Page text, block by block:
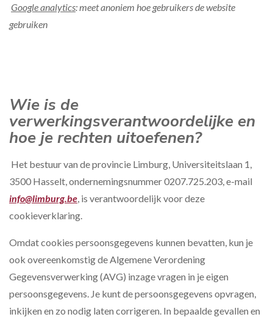
Google analytics: meet anoniem hoe gebruikers de website
gebruiken
Wie is de
verwerkingsverantwoordelijke en
hoe je rechten uitoefenen?
Het bestuur van de provincie Limburg, Universiteitslaan 1,
3500 Hasselt, ondernemingsnummer 0207.725.203, e-mail
info@limburg.be , is verantwoordelijk voor deze
cookieverklaring.
Omdat cookies persoonsgegevens kunnen bevatten, kun je
ook overeenkomstig de Algemene Verordening
Gegevensverwerking (AVG) inzage vragen in je eigen
persoonsgegevens. Je kunt de persoonsgegevens opvragen,
inkijken en zo nodig laten corrigeren. In bepaalde gevallen en